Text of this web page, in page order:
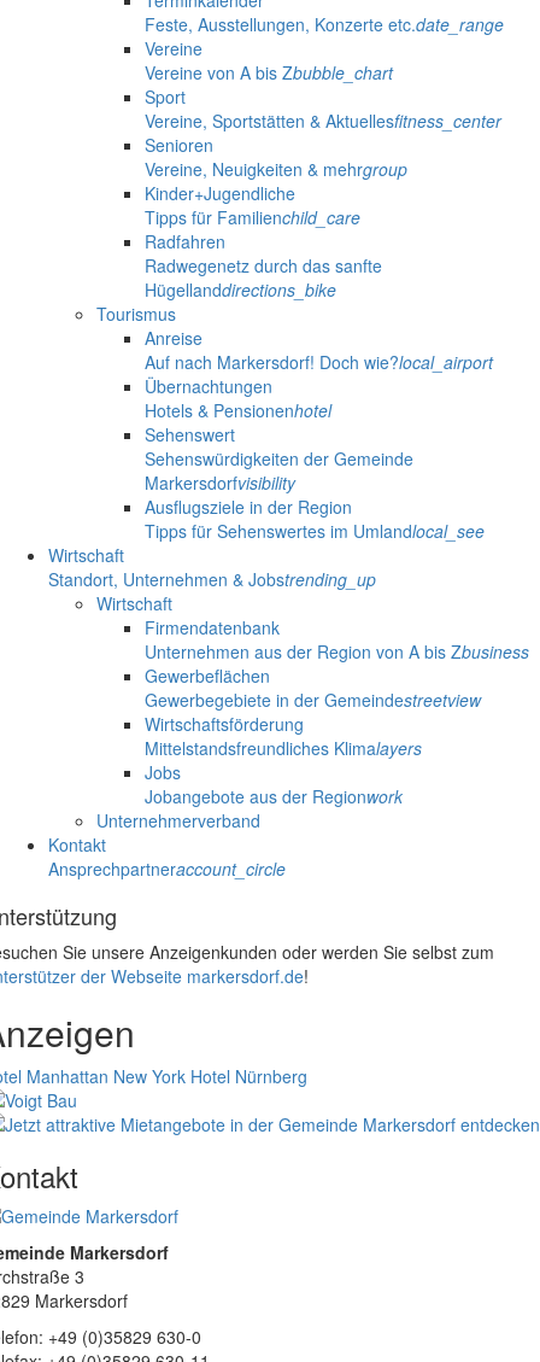
Feste, Ausstellungen, Konzerte etc.date_range
Vereine
Vereine von A bis Zbubble_chart
Sport
Vereine, Sportstätten & Aktuellesfitness_center
Senioren
Vereine, Neuigkeiten & mehrgroup
Kinder+Jugendliche
Tipps für Familienchild_care
Radfahren
Radwegenetz durch das sanfte
Hügellanddirections_bike
Tourismus
Anreise
Auf nach Markersdorf! Doch wie?local_airport
Übernachtungen
Hotels & Pensionenhotel
Sehenswert
Sehenswürdigkeiten der Gemeinde
Markersdorfvisibility
Ausflugsziele in der Region
Tipps für Sehenswertes im Umlandlocal_see
Wirtschaft
Standort, Unternehmen & Jobstrending_up
Wirtschaft
Firmendatenbank
Unternehmen aus der Region von A bis Zbusiness
Gewerbeflächen
Gewerbegebiete in der Gemeindestreetview
Wirtschaftsförderung
Mittelstandsfreundliches Klimalayers
Jobs
Jobangebote aus der Regionwork
Unternehmerverband
Kontakt
Ansprechpartneraccount_circle
Sie unsere Anzeigenkunden oder werden Sie selbst zum
der Webseite markersdorf.de!
Manhattan New York Hotel Nürnberg
Markersdorf
3
Markersdorf
+49 (0)35829 630-0